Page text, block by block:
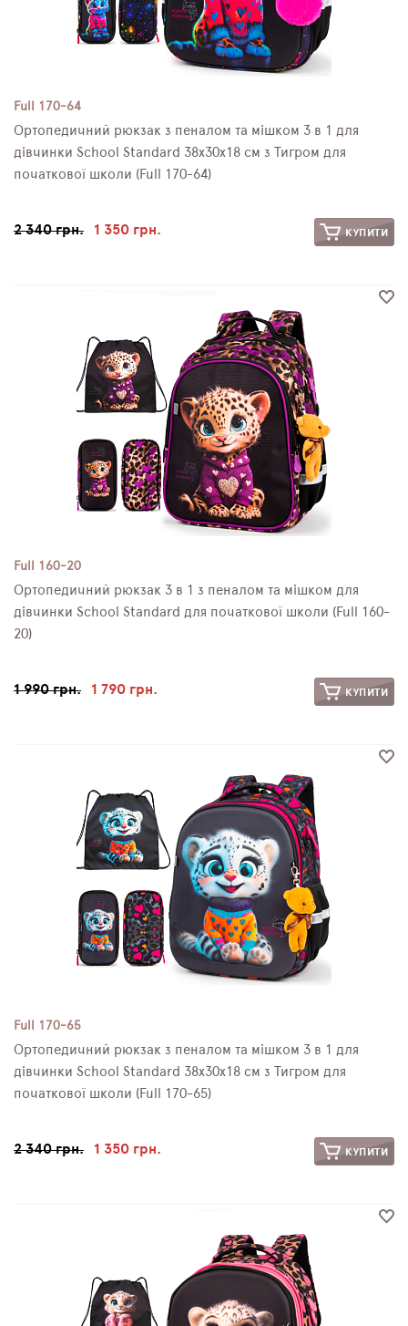
Full 170-64
Ортопедичний рюкзак з пеналом та мішком 3 в 1 для
дівчинки School Standard 38х30х18 см з Тигром для
початкової школи (Full 170-64)
2 340 грн. 1 350 грн. КУПИТИ
Full 160-20
Ортопедичний рюкзак 3 в 1 з пеналом та мішком для
дівчинки School Standard для початкової школи (Full 160-
20)
1 990 грн. 1 790 грн. КУПИТИ
Full 170-65
Ортопедичний рюкзак з пеналом та мішком 3 в 1 для
дівчинки School Standard 38х30х18 см з Тигром для
початкової школи (Full 170-65)
2 340 грн. 1 350 грн. КУПИТИ